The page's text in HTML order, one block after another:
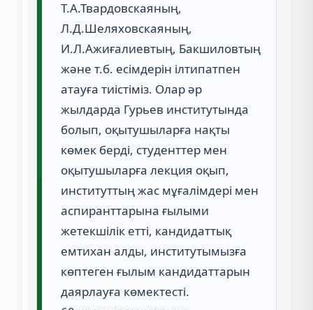
Т.А.Твардовскаяның,
Л.Д.Шеляховскаяның,
И.Л.Ажиғалиевтың, Бакшиловтың
және т.б. есімдерін ілтипатпен
атауға тиістіміз. Олар әр
жылдарда Гурьев институтында
болып, оқытушыларға нақты
көмек берді, студенттер мен
оқытушыларға лекция оқып,
институттың жас мұғалімдері мен
аспиранттарына ғылыми
жетекшілік етті, кандидаттық
емтихан алды, институтымызға
көптеген ғылым кандидаттарын
даярлауға көмектесті.